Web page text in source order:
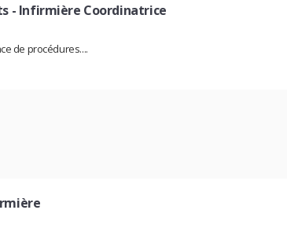
- Infirmière Coordinatrice
de procédures....